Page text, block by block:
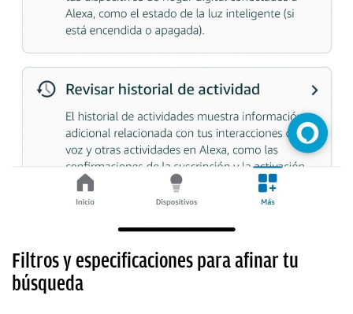
Filtros y especificaciones para afinar tu
búsqueda